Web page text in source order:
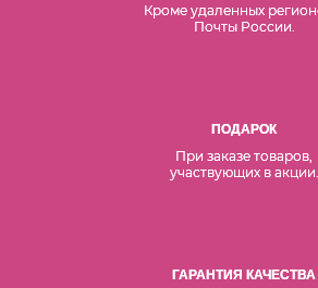
Кроме удаленных
Почты России.
ПОДАРОК
При заказе товаров,
участвующих в акции.
ГАРАНТИЯ КАЧЕСТВА